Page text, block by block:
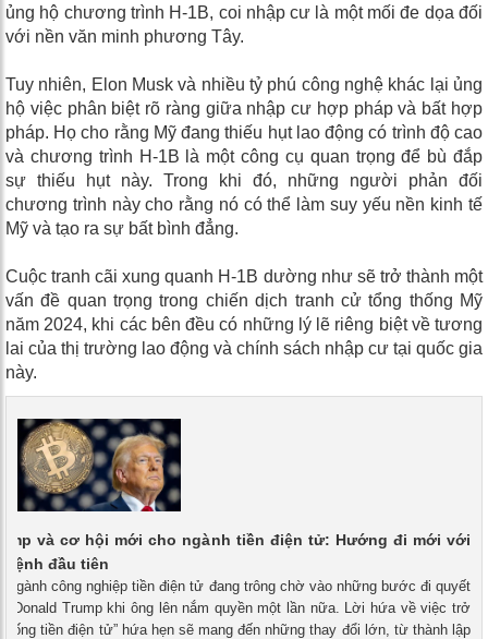
ủng hộ chương trình H-1B, coi nhập cư là một mối đe dọa đối
với nền văn minh phương Tây.
Tuy nhiên, Elon Musk và nhiều tỷ phú công nghệ khác lại ủng
hộ việc phân biệt rõ ràng giữa nhập cư hợp pháp và bất hợp
pháp. Họ cho rằng Mỹ đang thiếu hụt lao động có trình độ cao
và chương trình H-1B là một công cụ quan trọng để bù đắp
sự thiếu hụt này. Trong khi đó, những người phản đối
chương trình này cho rằng nó có thể làm suy yếu nền kinh tế
Mỹ và tạo ra sự bất bình đẳng.
Cuộc tranh cãi xung quanh H-1B dường như sẽ trở thành một
vấn đề quan trọng trong chiến dịch tranh cử tổng thống Mỹ
năm 2024, khi các bên đều có những lý lẽ riêng biệt về tương
lai của thị trường lao động và chính sách nhập cư tại quốc gia
này.
và cơ hội mới cho ngành tiền điện tử: Hướng đi mới với
lệnh đầu tiên
Ngành công nghiệp tiền điện tử đang trông chờ vào những bước đi quyết
Donald Trump khi ông lên nắm quyền một lần nữa. Lời hứa về việc trở
thống tiền điện tử” hứa hẹn sẽ mang đến những thay đổi lớn, từ thành lập